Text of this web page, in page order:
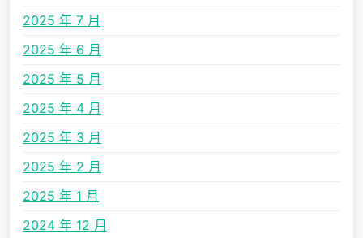
2025 年 7 月
2025 年 6 月
2025 年 5 月
2025 年 4 月
2025 年 3 月
2025 年 2 月
2025 年 1 月
2024 年 12 月